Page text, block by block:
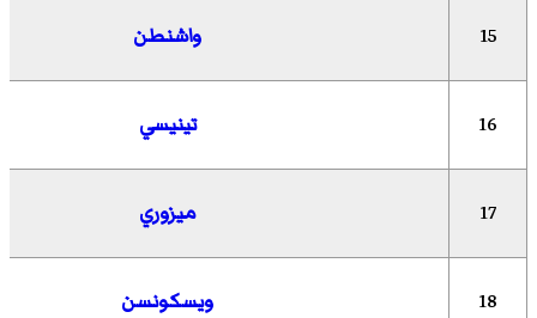
15 واشنطن
16 تينيسي
17 ميزوري
18 ويسكونسن